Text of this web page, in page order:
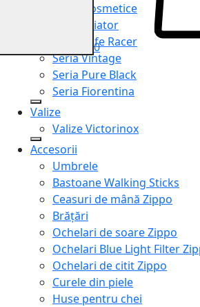
Truse cosmetice
Seria Aviator
Seria Cafe Racer
Seria Vintage
Seria Pure Black
Seria Fiorentina
Valize
Valize Victorinox
Accesorii
Umbrele
Bastoane Walking Sticks
Ceasuri de mână Zippo
Brățări
Ochelari de soare Zippo
Ochelari Blue Light Filter
Ochelari de citit Zippo
Curele din piele
Huse pentru chei
0